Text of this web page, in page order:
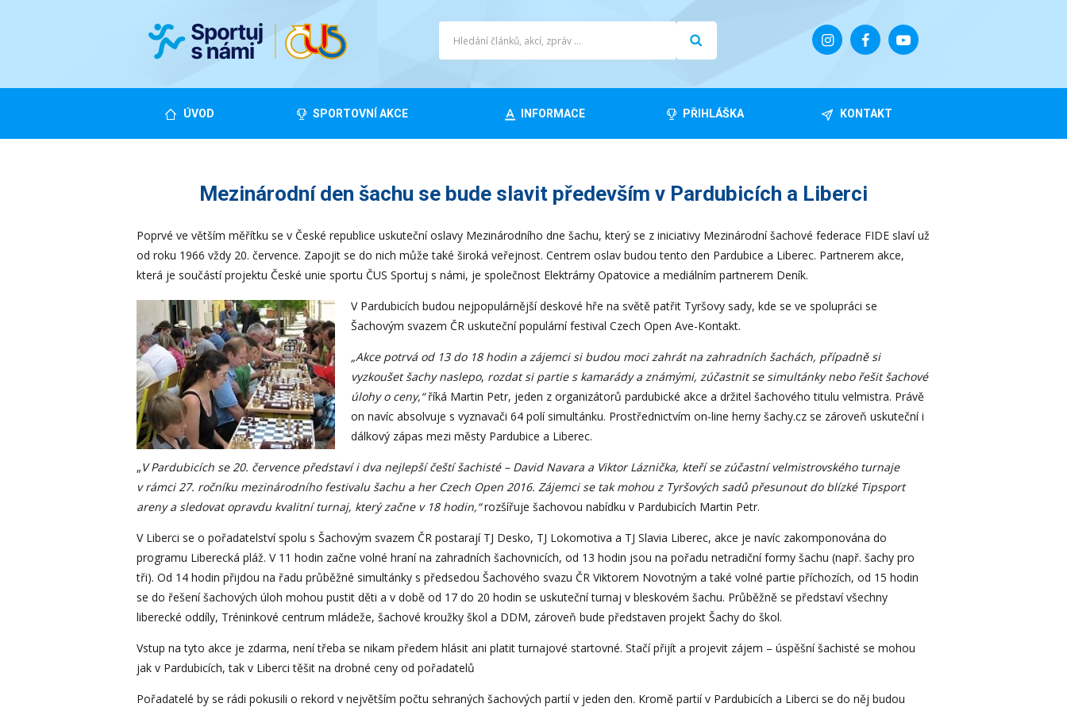
ÚVOD SPORTOVNÍ AKCE INFORMACE PŘIHLÁŠKA KONTAKT
Mezinárodní den šachu se bude slavit především v Pardubicích a Liberci
Poprvé ve větším měřítku se v České republice uskuteční oslavy Mezinárodního dne šachu, který se z iniciativy Mezinárodní šachové federace FIDE slaví už
od roku 1966 vždy 20. července. Zapojit se do nich může také široká veřejnost. Centrem oslav budou tento den Pardubice a Liberec. Partnerem akce,
která je součástí projektu České unie sportu ČUS Sportuj s námi, je společnost Elektrárny Opatovice a mediálním partnerem Deník.
V Pardubicích budou nejpopulárnější deskové hře na světě patřit Tyršovy sady, kde se ve spolupráci se
Šachovým svazem ČR uskuteční populární festival Czech Open Ave-Kontakt.
„Akce potrvá od 13 do 18 hodin a zájemci si budou moci zahrát na zahradních šachách, případně si
vyzkoušet šachy naslepo, rozdat si partie s kamarády a známými, zúčastnit se simultánky nebo řešit šachové
úlohy o ceny,“říká Martin Petr, jeden z organizátorů pardubické akce a držitel šachového titulu velmistra. Právě
on navíc absolvuje s vyznavači 64 polí simultánku. Prostřednictvím on-line herny šachy.cz se zároveň uskuteční i
dálkový zápas mezi městy Pardubice a Liberec.
„V Pardubicích se 20. července představí i dva nejlepší čeští šachisté – David Navara a Viktor Láznička, kteří se zúčastní velmistrovského turnaje
v rámci27. ročníku mezinárodního festivalu šachu a her Czech Open 2016. Zájemci se tak mohou z Tyršových sadů přesunout do blízké Tipsport
areny a sledovat opravdu kvalitní turnaj, který začne v 18 hodin,“rozšířuje šachovou nabídku v Pardubicích Martin Petr.
V Liberci se o pořadatelství spolu s Šachovým svazem ČR postarají TJ Desko, TJ Lokomotiva a TJ Slavia Liberec, akce je navíc zakomponována do
programu Liberecká pláž. V 11 hodin začne volné hraní na zahradních šachovnicích, od 13 hodin jsou na pořadu netradiční formy šachu (např. šachy pro
tři). Od 14 hodin přijdou na řadu průběžné simultánky s předsedou Šachového svazu ČR Viktorem Novotným a také volné partie příchozích, od 15 hodin
se do řešení šachových úloh mohou pustit děti a v době od 17 do 20 hodin se uskuteční turnaj v bleskovém šachu. Průběžně se představí všechny
liberecké oddíly, Tréninkové centrum mládeže, šachové kroužky škol a DDM, zároveň bude představen projekt Šachy do škol.
Vstup na tyto akce je zdarma, není třeba se nikam předem hlásit ani platit turnajové startovné. Stačí přijít a projevit zájem – úspěšní šachisté se mohou
jak v Pardubicích, tak v Liberci těšit na drobné ceny od pořadatelů
Pořadatelé by se rádi pokusili o rekord v největším počtu sehraných šachových partií v jeden den. Kromě partií v Pardubicích a Liberci se do něj budou